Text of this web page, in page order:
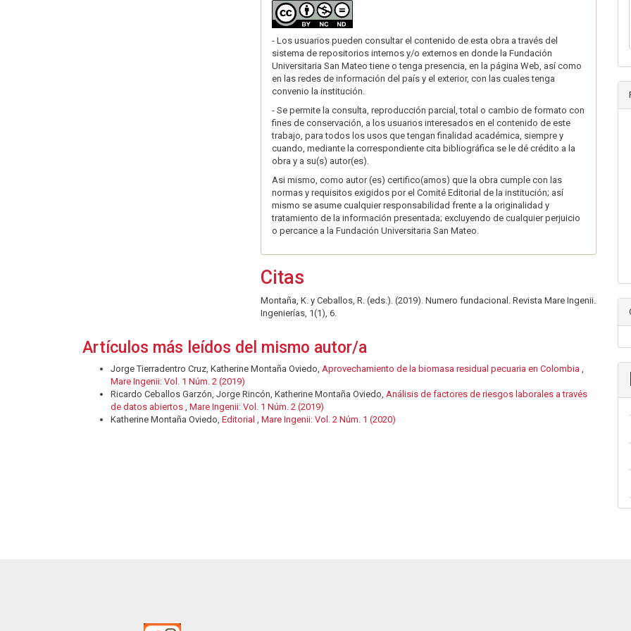
- Los usuarios pueden consultar el contenido de esta obra a través del
sistema de repositorios internos y/o externos en donde la Fundación
Universitaria San Mateo tiene o tenga presencia, en la página Web, así como
en las redes de información del país y el exterior, con las cuales tenga
convenio la institución.
- Se permite la consulta, reproducción parcial, total o cambio de formato con
fines de conservación, a los usuarios interesados en el contenido de este
trabajo, para todos los usos que tengan finalidad académica, siempre y
cuando, mediante la correspondiente cita bibliográfica se le dé crédito a la
obra y a su(s) autor(es).
Asi mismo, como autor (es) certifico(amos) que la obra cumple con las
normas y requisitos exigidos por el Comité Editorial de la institución; así
mismo se asume cualquier responsabilidad frente a la originalidad y
tratamiento de la información presentada; excluyendo de cualquier perjuicio
o percance a la Fundación Universitaria San Mateo.
Citas
Montaña, K. y Ceballos, R. (eds.). (2019). Numero fundacional. Revista Mare Ingenii.
Ingenierías, 1(1), 6.
Artículos más leídos del mismo autor/a
Jorge Tierradentro Cruz, Katherine Montaña Oviedo, Aprovechamiento de la biomasa residual pecuaria en Colombia
Mare Ingenii: Vol. 1 Núm. 2 (2019)
Ricardo Ceballos Garzón, Jorge Rincón, Katherine Montaña Oviedo, Análisis de factores de riesgos laborales a través
de datos abiertos Mare Ingenii: Vol. 1 Núm. 2 (2019)
Katherine Montaña Oviedo, Editorial Mare Ingenii: Vol. 2 Núm. 1 (2020)